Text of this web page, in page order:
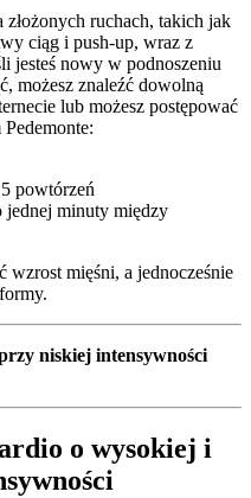
złożonych ruchach, takich jak
ciąg i push-up, wraz z
jesteś nowy w podnoszeniu
możesz znaleźć dowolną
lub możesz postępować
powtórzeń
jednej minuty między
wzrost mięśni, a jednocześnie
niskiej intensywności
o wysokiej i